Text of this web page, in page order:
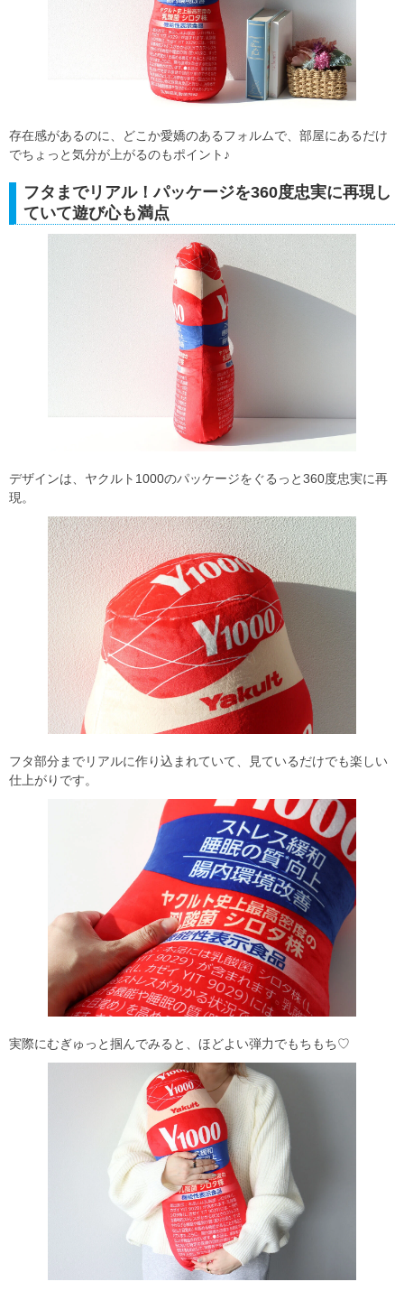
存在感があるのに、どこか愛嬌のあるフォルムで、部屋にあるだけ
でちょっと気分が上がるのもポイント♪
フタまでリアル！パッケージを360度忠実に再現し
ていて遊び心も満点
デザインは、ヤクルト1000のパッケージをぐるっと360度忠実に再
現。
フタ部分までリアルに作り込まれていて、見ているだけでも楽しい
仕上がりです。
実際にむぎゅっと掴んでみると、ほどよい弾力でもちもち♡